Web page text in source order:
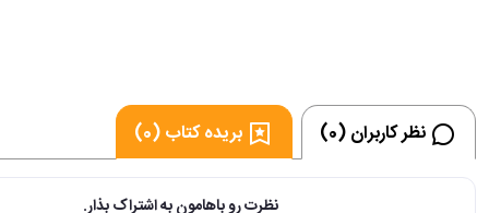
نظر کاربران (0) بریده کتاب (0)
نظرت رو باهامون به اشتراک بذار.